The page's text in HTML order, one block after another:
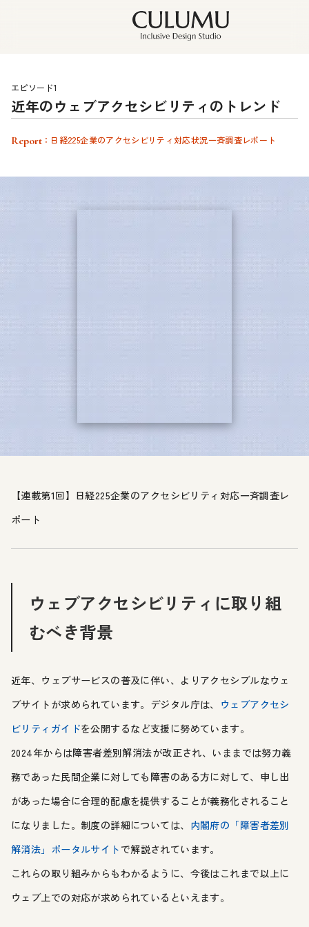
近年のウェブアクセシビリティのトレンド
エピソード1
Report ：日経225企業のアクセシビリティ対応状況一斉調査レポート
【連載第1回】日経225企業のアクセシビリティ対応一斉調査レ
ポート
ウェブアクセシビリティに取り組
むべき背景
近年、ウェブサービスの普及に伴い、よりアクセシブルなウェ
ブサイトが求められています。デジタル庁は、
ウェブアクセシ
ビリティガイドを公開するなど支援に努めています。
2024年からは障害者差別解消法が改正され、いままでは努力義
務であった民間企業に対しても障害のある方に対して、申し出
があった場合に合理的配慮を提供することが義務化されること
になりました。制度の詳細については、 内閣府の「障害者差別
解消法」ポータルサイト で解説されています。
これらの取り組みからもわかるように、今後はこれまで以上に
ウェブ上での対応が求められているといえます。